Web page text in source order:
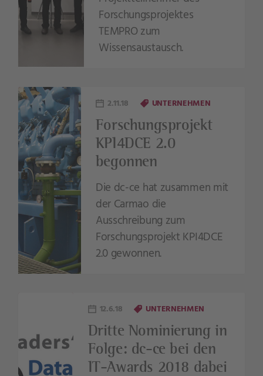
Forschungsprojektes
TEMPRO zum
Wissensaustausch.
2.11.18 UNTERNEHMEN
Forschungsprojekt
KPI4DCE 2.0
begonnen
Die dc-ce hat zusammen mit
der Carmao die
Ausschreibung zum
Forschungsprojekt KPI4DCE
2.0 gewonnen.
12.6.18 UNTERNEHMEN
Dritte Nominierung in
Folge: dc-ce bei den
IT-Awards 2018 dabei